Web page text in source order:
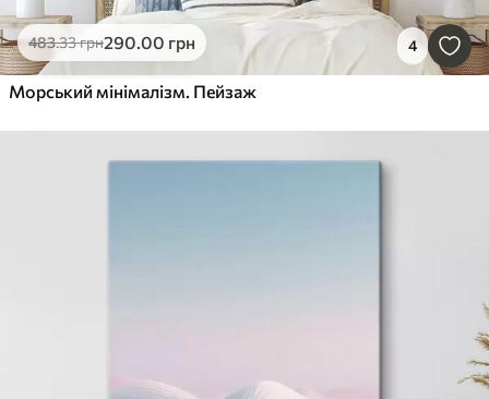
483.33грн290 .00 грн 4
Морський мінімалізм. Пейзаж